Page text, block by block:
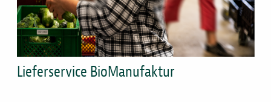
Titel
Lieferservice BioManufaktur